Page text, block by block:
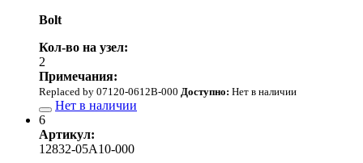
Bolt
Кол-во на узел:
2
Примечания:
Replaced by 07120-0612B-000 Доступно: Нет в наличии
Нет в наличии
6
Артикул:
12832-05A10-000